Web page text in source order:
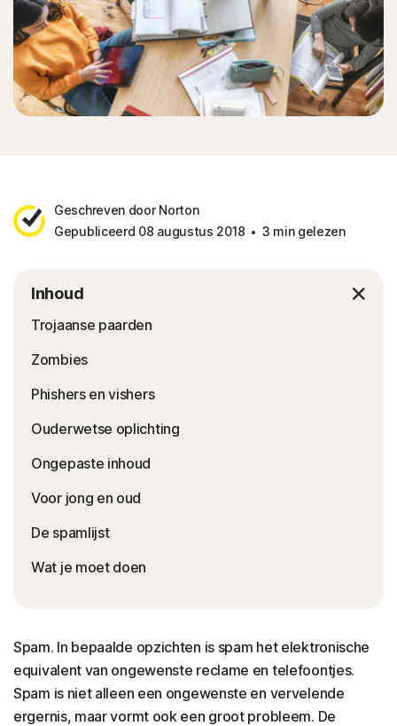
Geschreven door Norton
Gepubliceerd 08 augustus 2018
3 min gelezen
Inhoud
Trojaanse paarden
Zombies
Phishers en vishers
Ouderwetse oplichting
Ongepaste inhoud
Voor jong en oud
De spamlijst
Wat je moet doen
Spam. In bepaalde opzichten is spam het elektronische
equivalent van ongewenste reclame en telefoontjes.
Spam is niet alleen een ongewenste en vervelende
ergernis, maar vormt ook een groot probleem. De